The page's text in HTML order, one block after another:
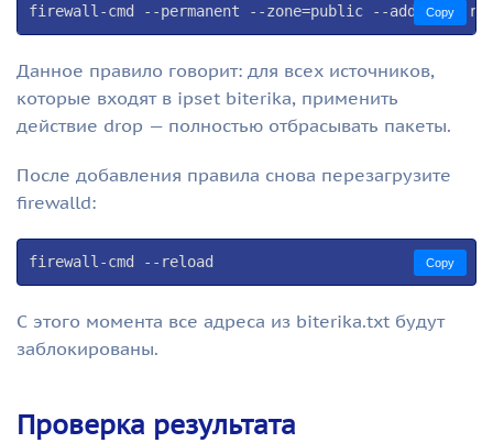
firewall-cmd --permanent --zone=public --add-rich-
Copy
Данное правило говорит: для всех источников,
которые входят в ipset biterika, применить
действие drop — полностью отбрасывать пакеты.
После добавления правила снова перезагрузите
firewalld:
firewall-cmd --reload Copy
С этого момента все адреса из biterika.txt будут
заблокированы.
Проверка результата